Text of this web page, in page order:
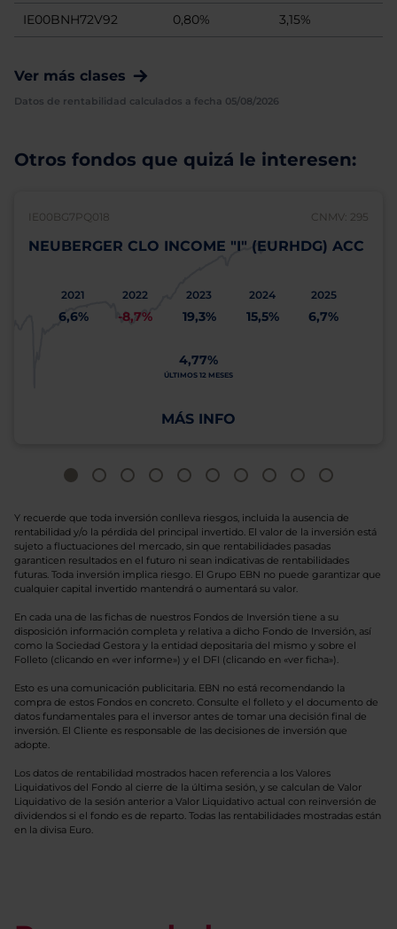
IE00BNH72V92 0,80% 3,15%
Ver más clases
Datos de rentabilidad calculados a fecha 05/08/2026
Otros fondos que quizá le interesen:
IE00BG7PQ018 CNMV: 295
NEUBERGER CLO INCOME "I" (EURHDG) ACC
2021
6,6%
2022
-8,7%
2023
19,3%
2024
15,5%
2025
6,7%
4,77%
ÚLTIMOS 12 MESES
MÁS INFO
Y recuerde que toda inversión conlleva riesgos, incluida la ausencia de
rentabilidad y/o la pérdida del principal invertido. El valor de la inversión está
sujeto a fluctuaciones del mercado, sin que rentabilidades pasadas
garanticen resultados en el futuro ni sean indicativas de rentabilidades
futuras. Toda inversión implica riesgo. El Grupo EBN no puede garantizar que
cualquier capital invertido mantendrá o aumentará su valor.
En cada una de las fichas de nuestros Fondos de Inversión tiene a su
disposición información completa y relativa a dicho Fondo de Inversión, así
como la Sociedad Gestora y la entidad depositaria del mismo y sobre el
Folleto (clicando en «ver informe») y el DFI (clicando en «ver ficha»).
Esto es una comunicación publicitaria. EBN no está recomendando la
compra de estos Fondos en concreto. Consulte el folleto y el documento de
datos fundamentales para el inversor antes de tomar una decisión final de
inversión. El Cliente es responsable de las decisiones de inversión que
adopte.
Los datos de rentabilidad mostrados hacen referencia a los Valores
Liquidativos del Fondo al cierre de la última sesión, y se calculan de Valor
Liquidativo de la sesión anterior a Valor Liquidativo actual con reinversión de
dividendos si el fondo es de reparto. Todas las rentabilidades mostradas están
en la divisa Euro.